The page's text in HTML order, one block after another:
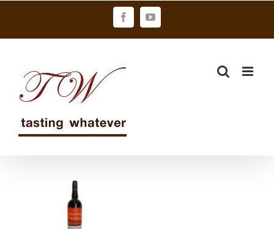
FacebookYouTube
Finlaggan艾
雷瘋 2024嘉年
華限定